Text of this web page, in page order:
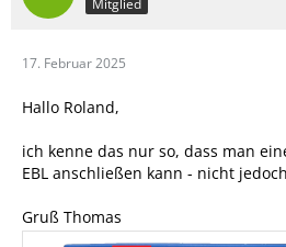
17. Februar 2025
Hallo Roland,
ich kenne das nur so, dass man
EBL anschließen kann - nicht
Gruß Thomas